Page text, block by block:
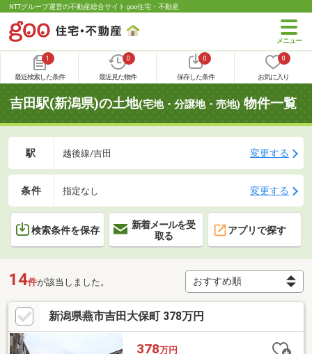
NTTグループ運営の不動産総合サイト goo住宅・不動産
1
最近検索した条件
0
最近見た物件
0
保存した条件
0
お気に入り
吉田駅(新潟県)の土地(宅地・分譲地・売地) 物件一覧
駅 越後線/吉田 変更する
条件 指定なし 変更する
検索条件を保存
新着メールを受
取る
アプリで探す
14件が該当しました。
新潟県燕市吉田大保町 378万円
378万円